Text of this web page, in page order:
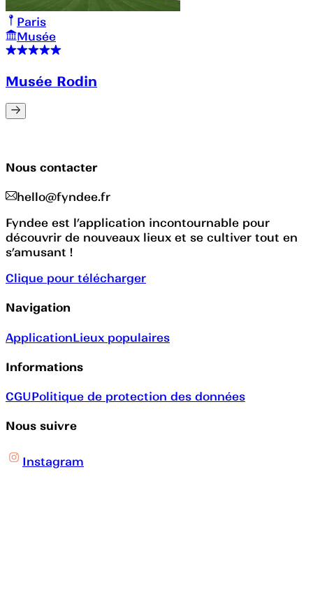
Paris
Musée
Musée Rodin
Nous contacter
hello@fyndee.fr
Fyndee est l’application incontournable pour
découvrir de nouveaux lieux et se cultiver tout en
s’amusant !
Clique pour télécharger
Navigation
ApplicationLieux populaires
Informations
CGUPolitique de protection des données
Nous suivre
Instagram